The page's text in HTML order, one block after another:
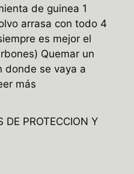
de guinea 1
arrasa con todo 4
es mejor el
Quemar un
donde se vaya a
más
DE PROTECCION Y